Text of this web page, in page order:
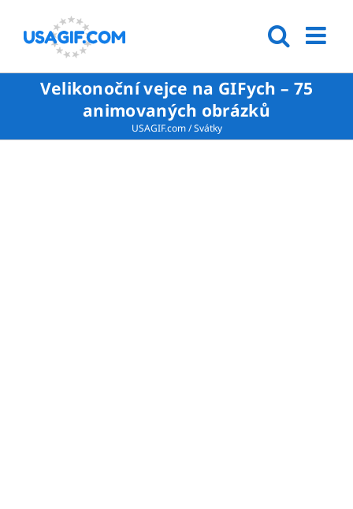
Velikonoční vejce na GIFych – 75
animovaných obrázků
USAGIF.com/Svátky